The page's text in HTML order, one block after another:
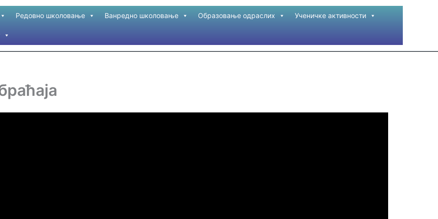
Редовно школовање Ванредно школовање Образовање одраслих Ученичке активности